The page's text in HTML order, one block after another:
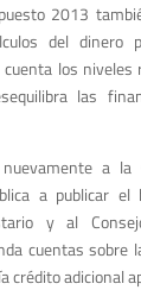
2013
del dinero
los niveles
las
a la
a publicar el
y al
cuentas sobre
crédito adicional